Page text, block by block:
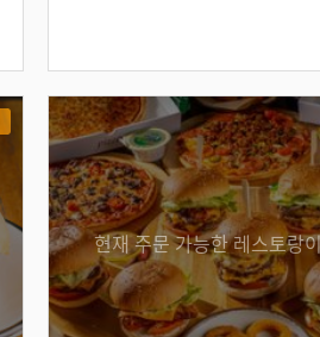
현재 주문 가능한 레스토랑